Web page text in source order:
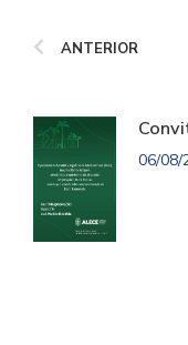
ANTERIOR
06/08/